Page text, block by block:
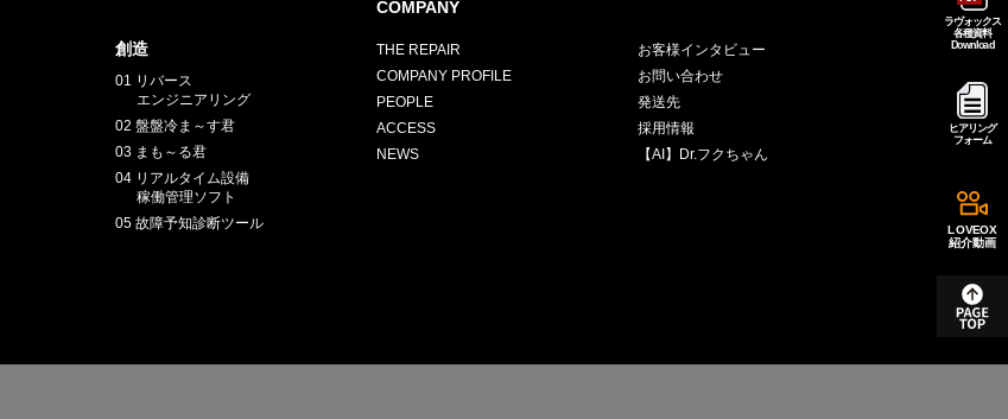
ラヴォックス
各種資料
Download
ヒアリング
フォーム
LOVEOX
紹介動画
創造
01 リバース
エンジニアリング
02 盤盤冷ま～す君
03 まも～る君
04 リアルタイム設備
稼働管理ソフト
05 故障予知診断ツール
COMPANY
THE REPAIR
COMPANY PROFILE
PEOPLE
ACCESS
NEWS
お客様インタビュー
お問い合わせ
発送先
採用情報
【AI】Dr.フクちゃん